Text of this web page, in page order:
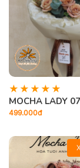
MOCHA LADY 07
499.000đ